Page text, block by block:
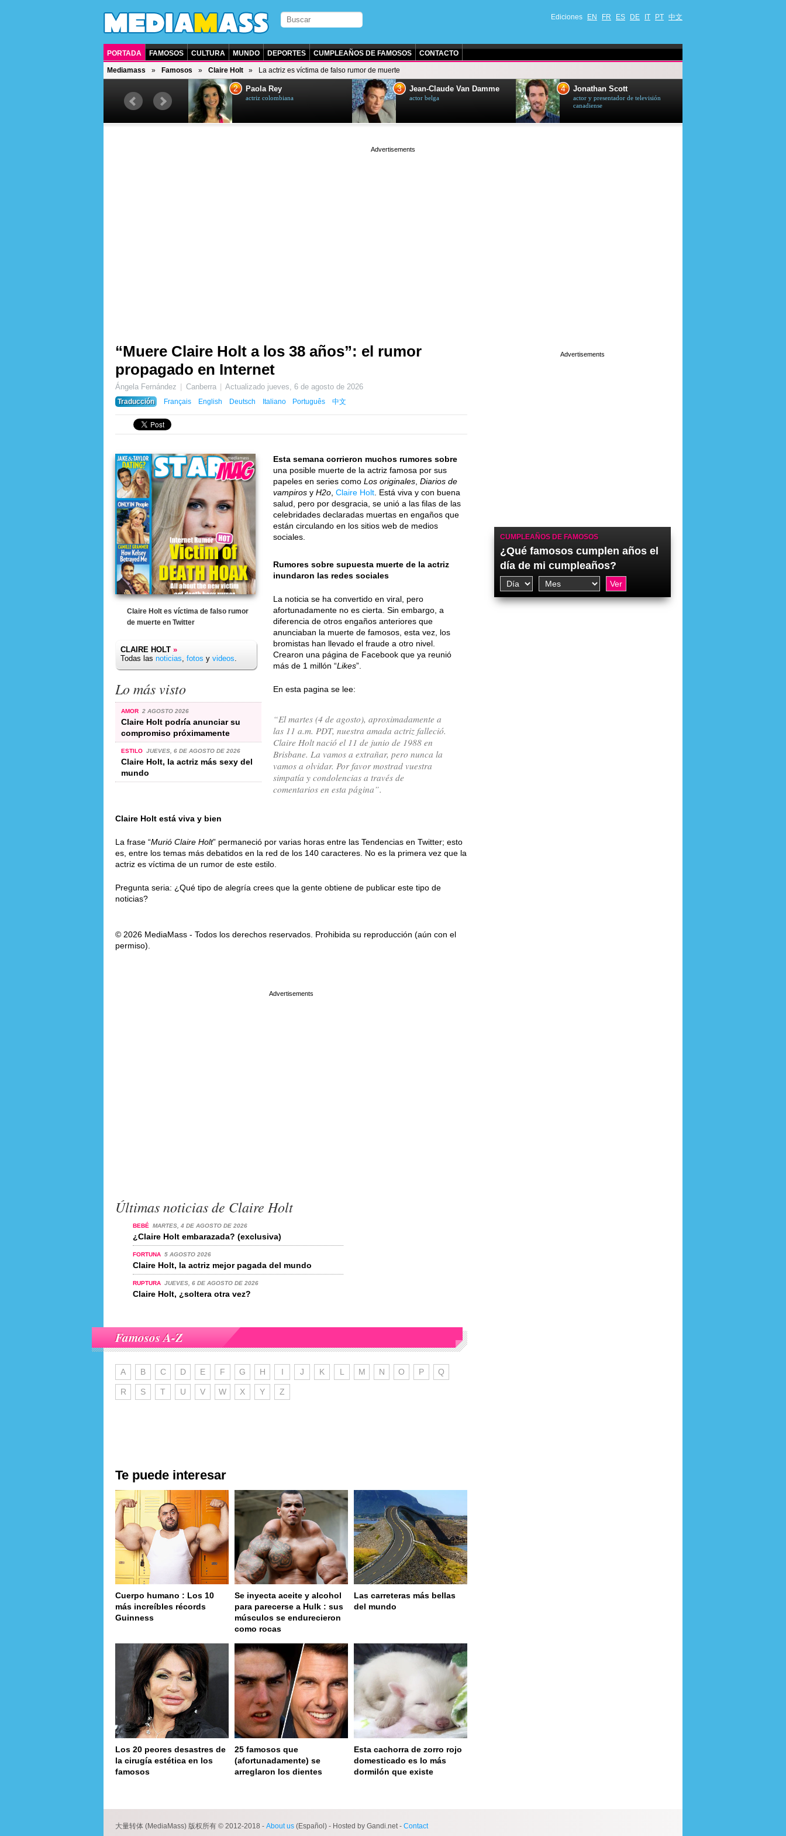
Ediciones EN FR ES DE IT PT 中文
PORTADA FAMOSOS CULTURA MUNDO DEPORTES CUMPLEAÑOS DE FAMOSOS CONTACTO
Mediamass Famosos Claire Holt La actriz es víctima de falso rumor de muerte
actor y presentador de televisión
2 Paola Rey
actriz colombiana
3 Jean-Claude Van Damme
actor belga
4 Jonathan Scott
actor y presentador de televisión
canadiense
“Muere Claire Holt a los 38 años”: el rumor
propagado en Internet
Ángela Fernández Canberra Actualizado jueves, 6 de agosto de 2026
Traducción
Français English Deutsch Italiano Português 中文
Claire Holt es víctima de falso rumor
de muerte en Twitter
CLAIRE HOLT »
Todas las noticias, fotos y videos.
Lo más visto
AMOR 2 AGOSTO 2026
Claire Holt podría anunciar su
compromiso próximamente
ESTILO JUEVES, 6 DE AGOSTO DE 2026
Claire Holt, la actriz más sexy del
mundo
Esta semana corrieron muchos rumores sobre
una posible muerte de la actriz famosa por sus
papeles en series como Los originales Diarios de
vampiros y H2o Claire Holt . Está viva y con buena
salud, pero por desgracia, se unió a las filas de las
celebridades declaradas muertas en engaños que
están circulando en los sitios web de medios
sociales.
Rumores sobre supuesta muerte de la actriz
inundaron las redes sociales
La noticia se ha convertido en viral, pero
afortunadamente no es cierta. Sin embargo, a
diferencia de otros engaños anteriores que
anunciaban la muerte de famosos, esta vez, los
bromistas han llevado el fraude a otro nivel.
Crearon una página de Facebook que ya reunió
más de 1 millón “Likes”.
En esta pagina se lee:
“El martes (4 de agosto), aproximadamente a
las 11 a.m. PDT, nuestra amada actriz falleció.
Claire Holt nació el 11 de junio de 1988 en
Brisbane. La vamos a extrañar, pero nunca la
vamos a olvidar. Por favor mostrad vuestra
simpatía y condolencias a través de
comentarios en esta página”.
Claire Holt está viva y bien
La frase “Murió Claire Holt” permaneció por varias horas entre las Tendencias en Twitter; esto
es, entre los temas más debatidos en la red de los 140 caracteres. No es la primera vez que la
actriz es víctima de un rumor de este estilo.
Pregunta seria: ¿Qué tipo de alegría crees que la gente obtiene de publicar este tipo de
noticias?
© 2026 MediaMass - Todos los derechos reservados. Prohibida su reproducción (aún con el
permiso).
Últimas noticias de Claire Holt
BEBÉ MARTES, 4 DE AGOSTO DE 2026
¿Claire Holt embarazada? (exclusiva)
FORTUNA 5 AGOSTO 2026
Claire Holt, la actriz mejor pagada del mundo
RUPTURA JUEVES, 6 DE AGOSTO DE 2026
Claire Holt, ¿soltera otra vez?
Famosos A-Z
A B C D E F G H I J K L M N O P Q
R S T U V W X Y Z
Te puede interesar
Cuerpo humano : Los 10
más increíbles récords
Guinness
Se inyecta aceite y alcohol
para parecerse a Hulk : sus
músculos se endurecieron
como rocas
Las carreteras más bellas
del mundo
Los 20 peores desastres de
la cirugía estética en los
famosos
25 famosos que
(afortunadamente) se
arreglaron los dientes
Esta cachorra de zorro rojo
domesticado es lo más
dormilón que existe
CUMPLEAÑOS DE FAMOSOS
¿Qué famosos cumplen años el
día de mi cumpleaños?
大量转体 (MediaMass) 版权所有 © 2012-2018 - About us (Español) - Hosted by Gandi.net - Contact